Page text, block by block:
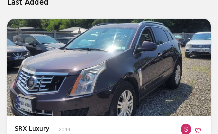
Last Added
SRX Luxury 2014 $ ლ